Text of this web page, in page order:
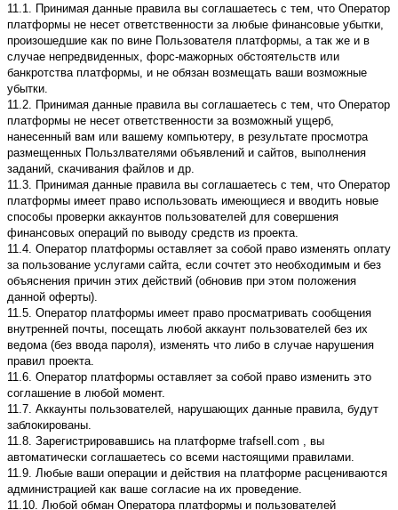
11.1. Принимая данные правила вы соглашаетесь с тем, что Оператор
платформы не несет ответственности за любые финансовые убытки,
произошедшие как по вине Пользователя платформы, а так же и в
случае непредвиденных, форс-мажорных обстоятельств или
банкротства платформы, и не обязан возмещать ваши возможные
убытки.
11.2. Принимая данные правила вы соглашаетесь с тем, что Оператор
платформы не несет ответственности за возможный ущерб,
нанесенный вам или вашему компьютеру, в результате просмотра
размещенных Пользлвателями объявлений и сайтов, выполнения
заданий, скачивания файлов и др.
11.3. Принимая данные правила вы соглашаетесь с тем, что Оператор
платформы имеет право использовать имеющиеся и вводить новые
способы проверки аккаунтов пользователей для совершения
финансовых операций по выводу средств из проекта.
11.4. Оператор платформы оставляет за собой право изменять оплату
за пользование услугами сайта, если сочтет это необходимым и без
объяснения причин этих действий (обновив при этом положения
данной оферты).
11.5. Оператор платформы имеет право просматривать сообщения
внутренней почты, посещать любой аккаунт пользователей без их
ведома (без ввода пароля), изменять что либо в случае нарушения
правил проекта.
11.6. Оператор платформы оставляет за собой право изменить это
соглашение в любой момент.
11.7. Аккаунты пользователей, нарушающих данные правила, будут
заблокированы.
11.8. Зарегистрировавшись на платформе trafsell.com , вы
автоматически соглашаетесь со всеми настоящими правилами.
11.9. Любые ваши операции и действия на платформе расцениваются
администрацией как ваше согласие на их проведение.
11.10. Любой обман Оператора платформы и пользователей